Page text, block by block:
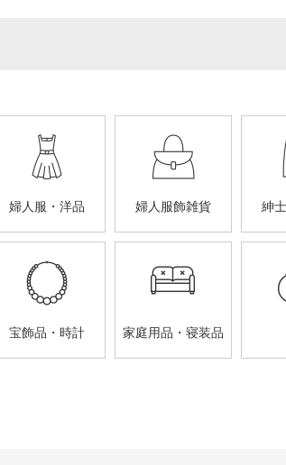
婦人服・洋品 婦人服飾雑貨 紳
宝飾品・時計 家庭用品・寝装品